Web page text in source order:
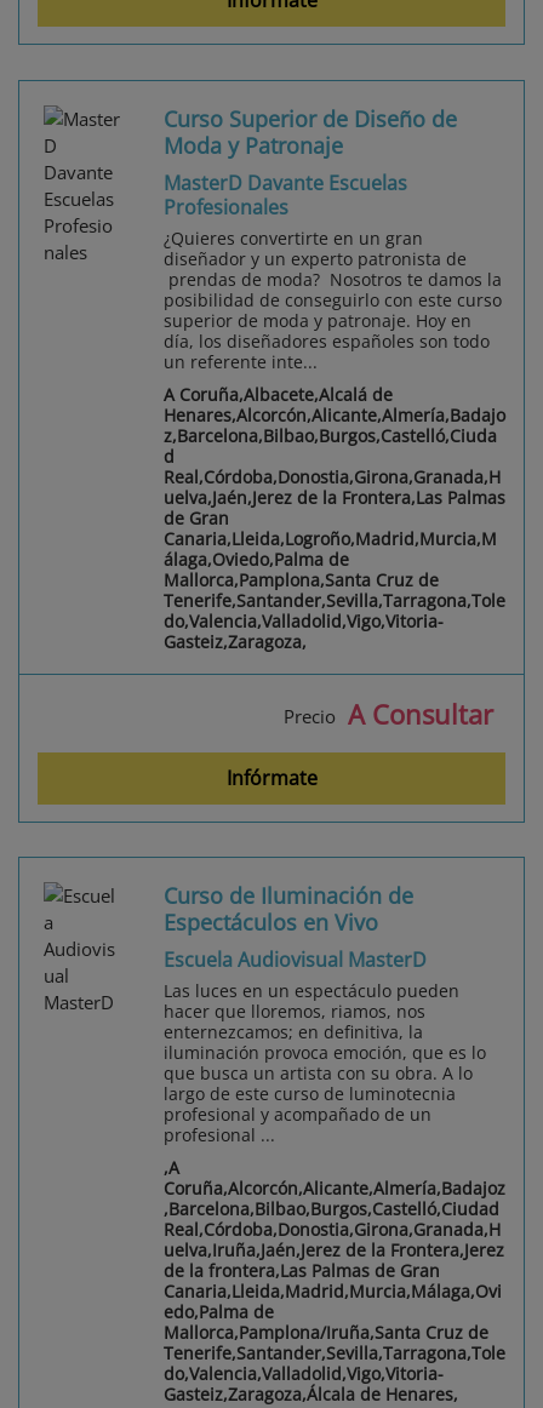
Curso Superior de Diseño de
Moda y Patronaje
MasterD Davante Escuelas
Profesionales
¿Quieres convertirte en un gran
diseñador y un experto patronista de
prendas de moda? Nosotros te damos la
posibilidad de conseguirlo con este curso
superior de moda y patronaje. Hoy en
día, los diseñadores españoles son todo
un referente inte...
A Coruña,Albacete,Alcalá de
Henares,Alcorcón,Alicante,Almería,Badajo
z,Barcelona,Bilbao,Burgos,Castelló,Ciuda
d
Real,Córdoba,Donostia,Girona,Granada,H
uelva,Jaén,Jerez de la Frontera,Las Palmas
de Gran
Canaria,Lleida,Logroño,Madrid,Murcia,M
álaga,Oviedo,Palma de
Mallorca,Pamplona,Santa Cruz de
Tenerife,Santander,Sevilla,Tarragona,Tole
do,Valencia,Valladolid,Vigo,Vitoria-
Gasteiz,Zaragoza,
Precio A Consultar
Infórmate
Curso de Iluminación de
Espectáculos en Vivo
Escuela Audiovisual MasterD
Las luces en un espectáculo pueden
hacer que lloremos, riamos, nos
enternezcamos; en definitiva, la
iluminación provoca emoción, que es lo
que busca un artista con su obra. A lo
largo de este curso de luminotecnia
profesional y acompañado de un
profesional ...
,A
Coruña,Alcorcón,Alicante,Almería,Badajoz
,Barcelona,Bilbao,Burgos,Castelló,Ciudad
Real,Córdoba,Donostia,Girona,Granada,H
uelva,Iruña,Jaén,Jerez de la Frontera,Jerez
de la frontera,Las Palmas de Gran
Canaria,Lleida,Madrid,Murcia,Málaga,Ovi
edo,Palma de
Mallorca,Pamplona/Iruña,Santa Cruz de
Tenerife,Santander,Sevilla,Tarragona,Tole
do,Valencia,Valladolid,Vigo,Vitoria-
Gasteiz,Zaragoza,Álcala de Henares,